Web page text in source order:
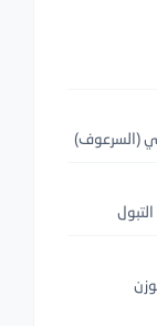
(السرعوف)